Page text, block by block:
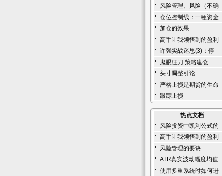
风险管理、风险（不确
仓位控制线：一種资金
加仓的效果
高手让我领悟到的盈利
许强实战迷思(3)：停
鬼眼狂刀:策略建仓
头寸调整引论
严格止损是期货的生命
跟踪止损
热点文档
风险投资中凯利公式的
高手让我领悟到的盈利
风险管理的要诀
ATR真实波动幅度均值
使用多重系统时如何进